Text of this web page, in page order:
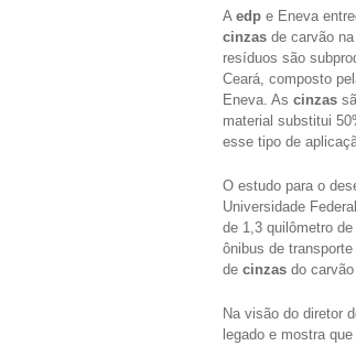
A edp e Eneva
cinzas de carvão
resíduos são
Ceará, composto
Eneva. As cinzas
material substitui
esse tipo de
O estudo para o
Universidade
de 1,3 quilômetro
ônibus de
de cinzas do
Na visão do diretor
legado e mostra